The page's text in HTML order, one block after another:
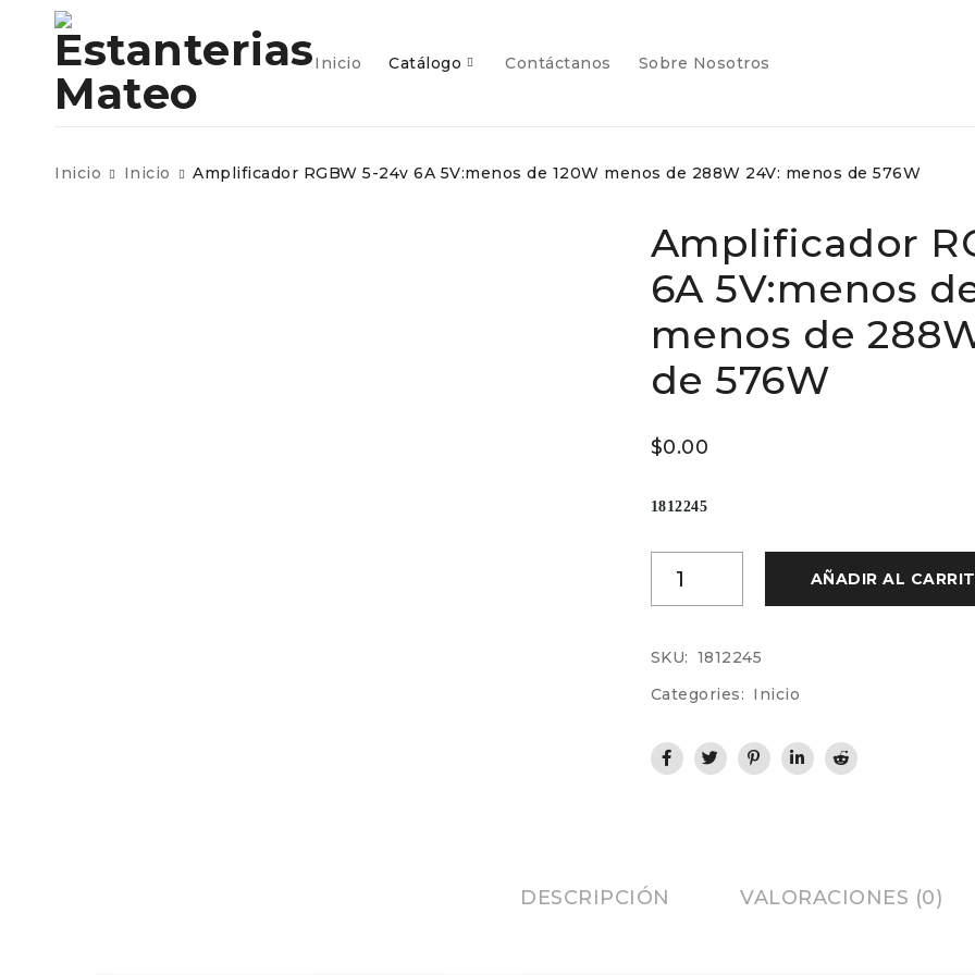
Inicio Catálogo Contáctanos Sobre Nosotros
Inicio Inicio Amplificador RGBW 5-24v 6A 5V:menos de 120W menos de 288W 24V: menos de 576W
Amplificador
6A 5V:menos
menos de
de 576W
$0.00
1812245
AÑADIR AL
SKU: 1812245
Categories: Inicio
DESCRIPCIÓN VALORACIONES (0)